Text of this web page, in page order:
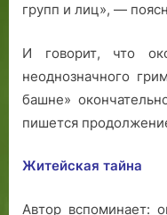
групп и лиц», —
И говорит, что
неоднозначного
башне»
пишется
Житейская тайна
Автор вспоминает: